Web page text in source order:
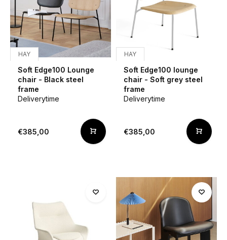
HAY
Soft Edge100 Lounge
chair - Black steel
frame
Deliverytime
€385,00
HAY
Soft Edge100 lounge
chair - Soft grey steel
frame
Deliverytime
€385,00